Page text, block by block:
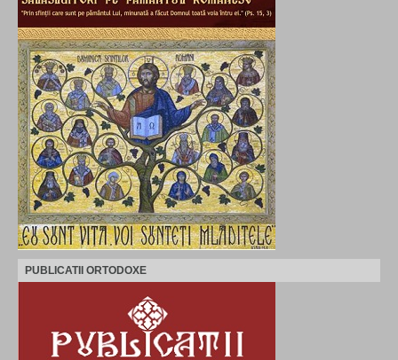
PUBLICATII ORTODOXE